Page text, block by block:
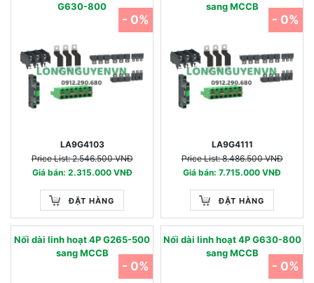
G630-800
LA9G4103
Price List: 2.546.500 VNĐ
Giá bán: 2.315.000 VNĐ
ĐẶT HÀNG
- 0%
sang MCCB
LA9G4111
Price List: 8.486.500 VNĐ
Giá bán: 7.715.000 VNĐ
ĐẶT HÀNG
- 0%
Nối dài linh hoạt 4P G265-500
sang MCCB
- 0%
Nối dài linh hoạt 4P G630-800
sang MCCB
- 0%